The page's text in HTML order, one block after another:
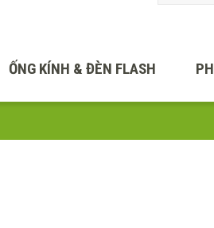
ỐNG KÍNH & ĐÈN FLASH